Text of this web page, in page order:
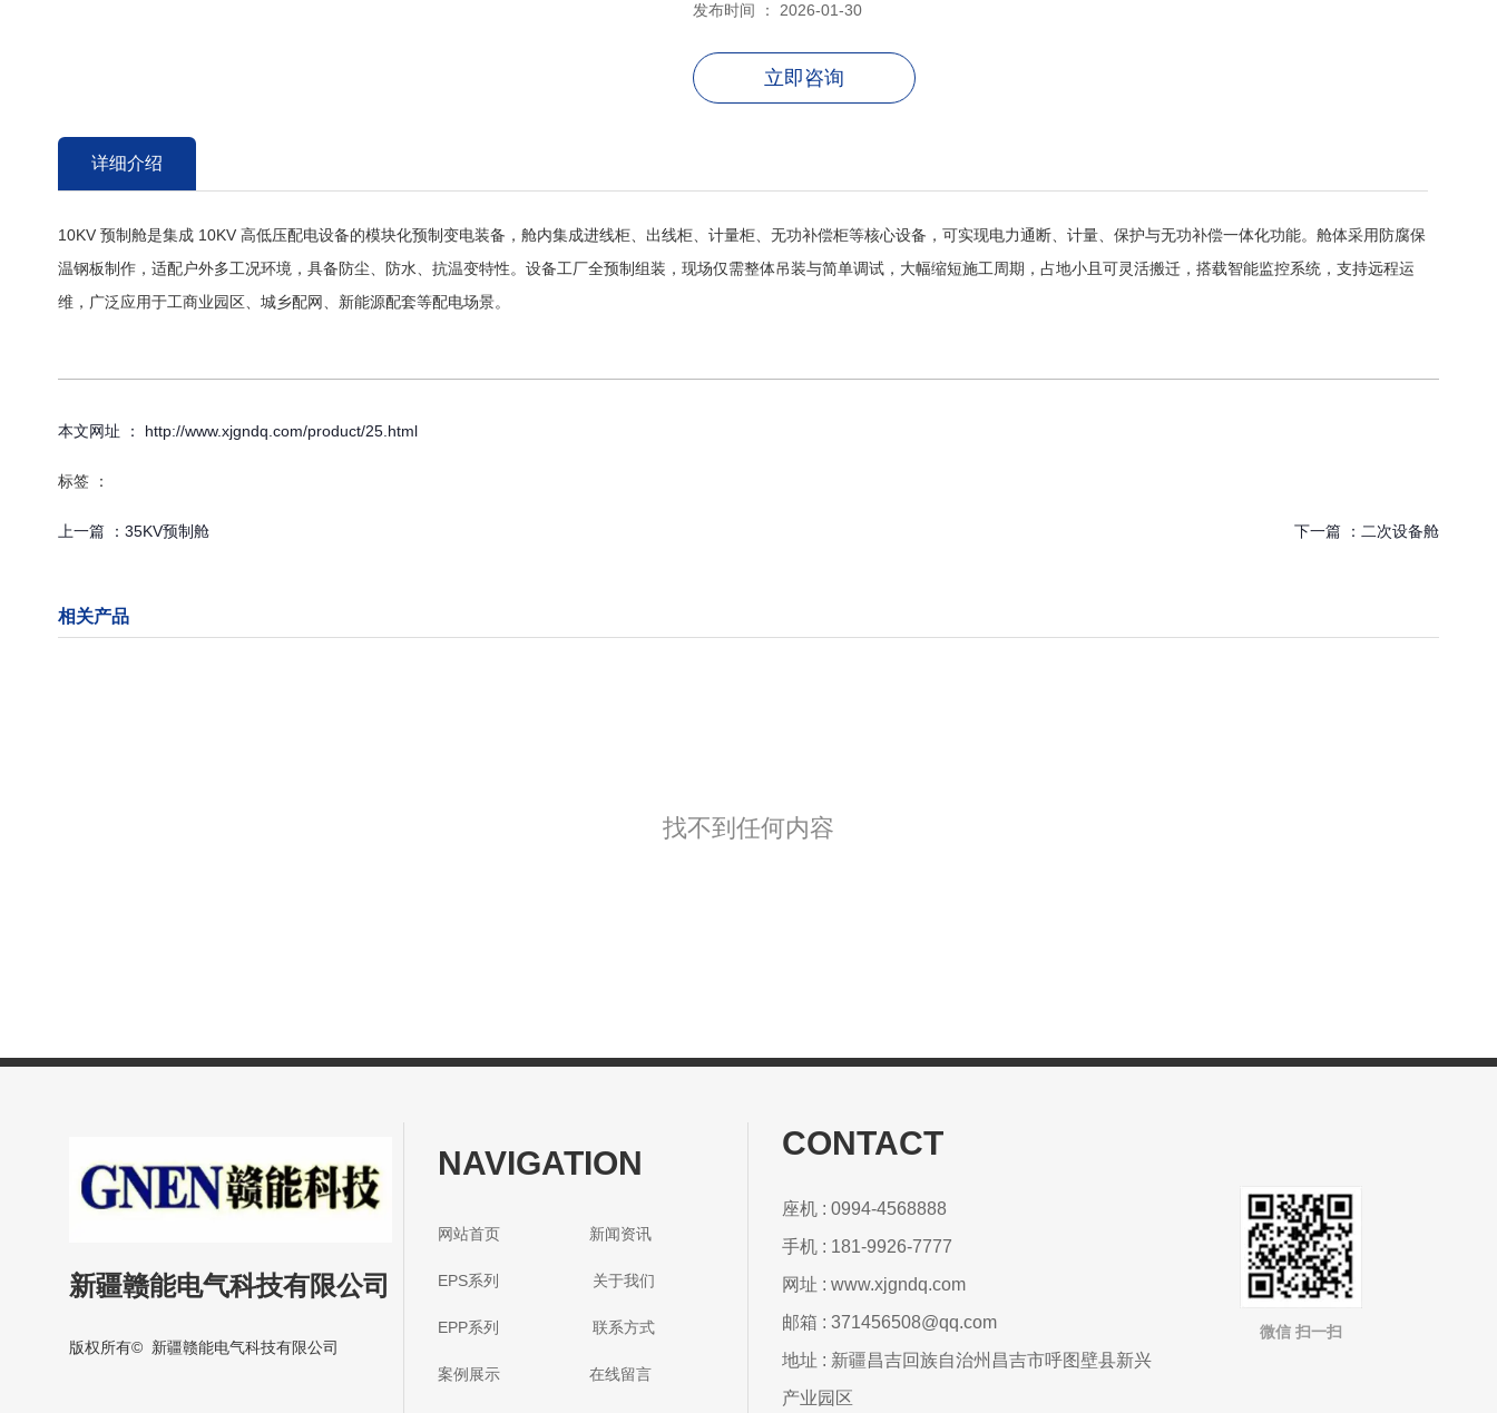
发布时间 ： 2026-01-30
立即咨询
详细介绍
10KV 预制舱是集成 10KV 高低压配电设备的模块化预制变电装备，舱内集成进线柜、出线柜、计量柜、无功补偿柜等核心设备，可实现电力通断、计量、保护与无功补偿一体化功能。舱体采用防腐保
温钢板制作，适配户外多工况环境，具备防尘、防水、抗温变特性。设备工厂全预制组装，现场仅需整体吊装与简单调试，大幅缩短施工周期，占地小且可灵活搬迁，搭载智能监控系统，支持远程运
维，广泛应用于工商业园区、城乡配网、新能源配套等配电场景。
本文网址 ： http://www.xjgndq.com/product/25.html
标签 ：
上一篇 ： 35KV预制舱 下一篇 ： 二次设备舱
相关产品
找不到任何内容
新疆赣能电气科技有限公司
版权所有© 新疆赣能电气科技有限公司
NAVIGATION
网站首页 新闻资讯
EPS系列 关于我们
EPP系列 联系方式
案例展示 在线留言
CONTACT
座机 : 0994-4568888
手机 : 181-9926-7777
网址 : www.xjgndq.com
邮箱 : 371456508@qq.com
地址 : 新疆昌吉回族自治州昌吉市呼图壁县新兴
产业园区
微信 扫一扫